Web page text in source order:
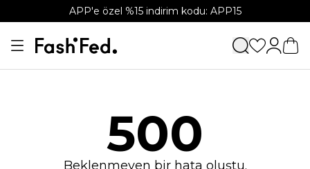
APP'e özel %15 indirim kodu: APP15
500
Beklenmeyen bir hata oluştu.